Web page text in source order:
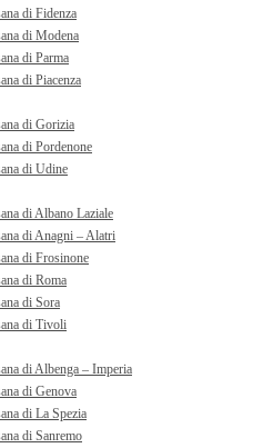
di Fidenza
di Modena
di Parma
di Piacenza
di Gorizia
di Pordenone
di Udine
di Albano Laziale
di Anagni – Alatri
di Frosinone
di Roma
di Sora
di Tivoli
di Albenga – Imperia
di Genova
di La Spezia
di Sanremo